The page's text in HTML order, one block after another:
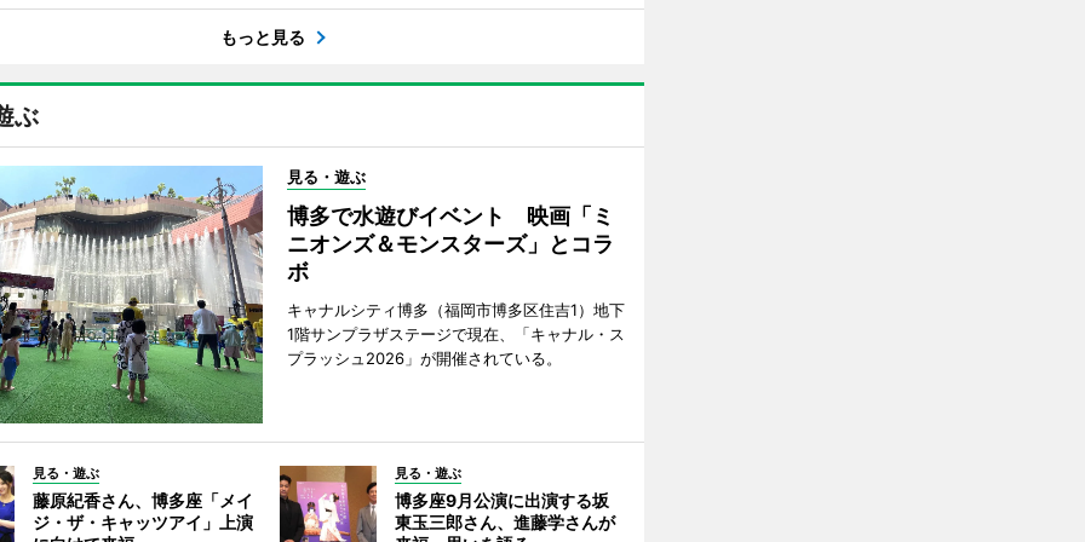
もっと見る
ぶ
見る・遊ぶ
博多で水遊びイベント 映画「ミ
ニオンズ＆モンスターズ」とコラ
ボ
キャナルシティ博多（福岡市博多区住吉1）地下
1階サンプラザステージで現在、「キャナル・ス
プラッシュ2026」が開催されている。
見る・遊ぶ
藤原紀香さん、博多座「メイ
ジ・ザ・キャッツアイ」上演
見る・遊ぶ
博多座9月公演に出演する坂
東玉三郎さん、進藤学さんが